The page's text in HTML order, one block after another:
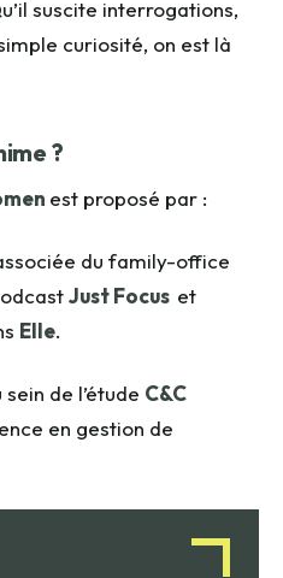
suscite interrogations,
curiosité, on est là
?
est proposé par :
du family-office
Just Focus et
Elle.
de l’étude C&C
en gestion de